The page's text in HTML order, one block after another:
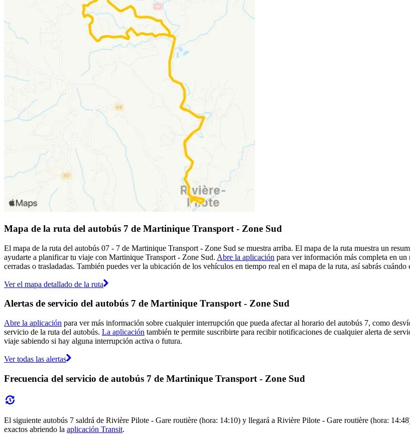
Mapa de la ruta del autobús 7 de Martinique Transport - Zone Sud
El mapa de la ruta del autobús 07 - 7 de Martinique Transport - Zone Sud se muestra arriba. El mapa de la ruta muestra un
ayudarte a planificar tu viaje con Martinique Transport - Zone Sud. Abre la aplicación para ver información más completa en un
cerradas o trasladadas. También puedes ver la ubicación de los vehículos en tiempo real en el mapa de la ruta, así sabrás cuándo
Ver el mapa detallado de la ruta
Alertas de servicio del autobús 7 de Martinique Transport - Zone Sud
Abre la aplicación para ver más información sobre cualquier interrupción que pueda afectar al horario del autobús 7, como
servicio de la ruta del autobús. La aplicación también te permite suscribirte para recibir notificaciones de cualquier alerta de
viaje sabiendo si hay alguna interrupción activa o futura.
Ver todas las alertas
Frecuencia del servicio de autobús 7 de Martinique Transport - Zone Sud
El siguiente autobús 7 saldrá de Rivière Pilote - Gare routière (hora: 14:10) y llegará a Rivière Pilote - Gare routière (hora:
exactos abriendo la aplicación Transit.